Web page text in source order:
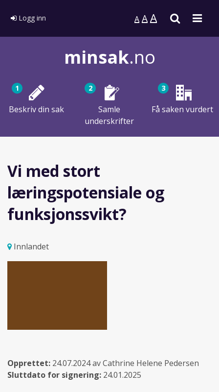
Logg inn A AA Søk
minsak.no
1
Beskriv din sak
2
Samle
underskrifter
3
Få saken vurdert
Vi med stort
læringspotensiale og
funksjonssvikt?
Innlandet
Opprettet: 24.07.2024 av Cathrine Helene Pedersen
Sluttdato for signering: 24.01.2025